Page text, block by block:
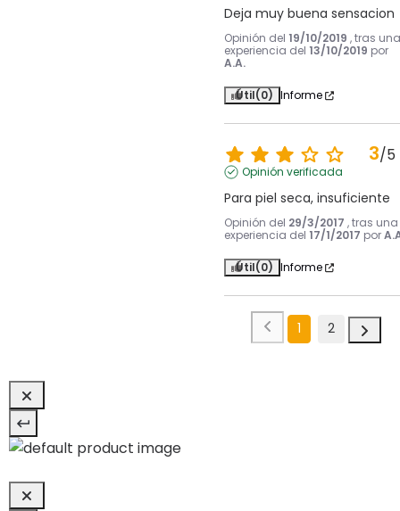
Deja muy buena sensacion
Opinión del 19/10/2019 , tras una
experiencia del 13/10/2019 por
A.A.
Útil(0) Informe
3/5
Opinión verificada
Para piel seca, insuficiente
Opinión del 29/3/2017 , tras una
experiencia del 17/1/2017 por
Útil(0) Informe
1 2